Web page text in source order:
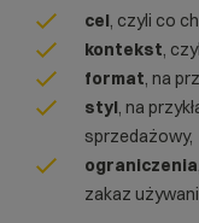
cel, czyli co
kontekst,
format, na
styl, na
sprzedażowy,
ograniczenia
zakaz